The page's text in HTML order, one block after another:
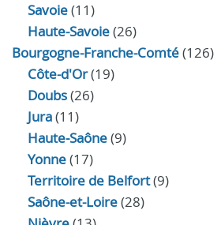
Savoie(11)
Haute-Savoie(26)
Bourgogne-Franche-Comté(126)
Côte-d'Or(19)
Doubs(26)
Jura(11)
Haute‑Saône(9)
Yonne(17)
Territoire de Belfort(9)
Saône-et-Loire(28)